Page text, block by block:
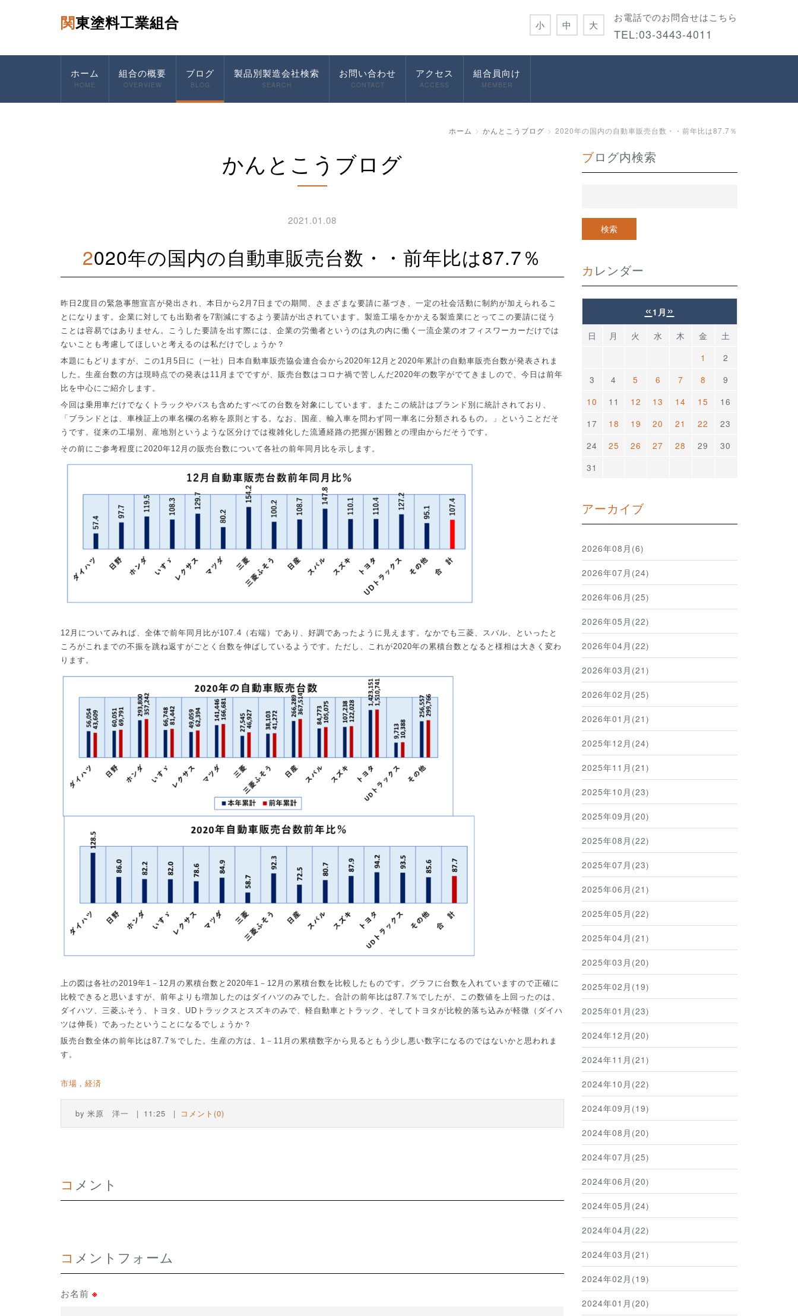
関東塗料工業組合 お電話でのお問合せはこちら
TEL:03-3443-4011
小 中 大
ホーム
HOME
組合の概要
OVERVIEW
ブログ
BLOG
製品別製造会社検索
SEARCH
お問い合わせ
CONTACT
アクセス
ACCESS
組合員向け
MEMBER
ホーム かんとこうブログ 2020年の国内の自動車販売台数・・前年比は87.7％
かんとこうブログ
2021.01.08
2020年の国内の自動車販売台数・・前年比は87.7％
昨日 2度目の緊急事態宣言が発出され、本日から 2 月 7 日までの期間、さまざまな要請に基づき、一定の社会活動に制約が加えられるこ
とになります。企業に対しても出勤者を7割減にするよう要請が出されています。製造工場をかかえる製造業にとってこの要請に従う
ことは容易ではありません。こうした要請を出す際には、企業の労働者というのは丸の内に働く一流企業のオフィスワーカーだけでは
ないことも考慮してほしいと考えるのは私だけでしょうか？
本題にもどりますが、この1 月 5 日に（一社）日本自動車販売協会連合会から 2020年12 月と 2020年累計の自動車販売台数が発表されま
した。生産台数の方は現時点での発表は 11 月までですが、販売台数はコロナ禍で苦しんだ2020年の数字がでてきましので、今日は前年
比を中心にご紹介します。
今回は乗用車だけでなくトラックやバスも含めたすべての台数を対象にしています。またこの統計はブランド別に統計されており、
「ブランドとは、車検証上の車名欄の名称を原則とする。なお、国産、輸入車を問わず同一車名に分類されるもの。」ということだそ
うです。従来の工場別、産地別というような区分けでは複雑化した流通経路の把握が困難との理由からだそうです。
その前にご参考程度に2020年12 月の販売台数について各社の前年同月比を示します。
12 月についてみれば、全体で前年同月比が107.4 （右端）であり、好調であったように見えます。なかでも三菱、スバル、といったと
ころがこれまでの不振を跳ね返すがごとく台数を伸ばしているようです。ただし、これが2020年の累積台数となると様相は大きく変わ
ります。
上の図は各社の2019年1 － 12 月の累積台数と 2020年1 － 12 月の累積台数を比較したものです。グラフに台数を入れていますので正確に
比較できると思いますが、前年よりも増加したのはダイハツのみでした。合計の前年比は87.7 ％でしたが、この数値を上回ったのは、
ダイハツ、三菱ふそう、トヨタ、 UD トラックスとスズキのみで、軽自動車とトラック、そしてトヨタが比較的落ち込みが軽微（ダイハ
ツは伸長）であったということになるでしょうか？
販売台数全体の前年比は87.7 ％でした。生産の方は、 1 － 11 月の累積数字から見るともう少し悪い数字になるのではないかと思われま
す。
市場 経済
by 米原 洋一 11:25 コメント(0)
コメント
コメントフォーム
お名前 ※
ブログ内検索
カレンダー
« 1月 »
日 月 火 水 木 金
土
1
2
3
4 5 6 7 8
9
10
11 12 13 14 15
16
17
18 19 20 21 22
23
24
25 26 27 28 29
30
31
アーカイブ
2026年08月(6)
2026年07月(24)
2026年06月(25)
2026年05月(22)
2026年04月(22)
2026年03月(21)
2026年02月(25)
2026年01月(21)
2025年12月(24)
2025年11月(21)
2025年10月(23)
2025年09月(20)
2025年08月(22)
2025年07月(23)
2025年06月(21)
2025年05月(22)
2025年04月(21)
2025年03月(20)
2025年02月(19)
2025年01月(23)
2024年12月(20)
2024年11月(21)
2024年10月(22)
2024年09月(19)
2024年08月(20)
2024年07月(25)
2024年06月(20)
2024年05月(24)
2024年04月(22)
2024年03月(21)
2024年02月(19)
2024年01月(20)